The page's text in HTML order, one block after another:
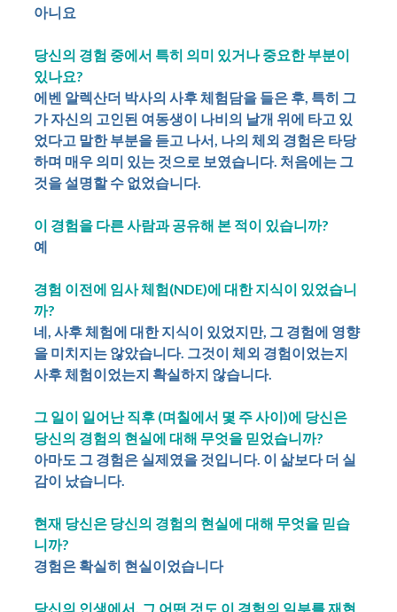
아니요
당신의 경험 중에서 특히 의미 있거나 중요한 부분이
있나요?
에벤 알렉산더 박사의 사후 체험담을 들은 후, 특히 그
가 자신의 고인된 여동생이 나비의 날개 위에 타고 있
었다고 말한 부분을 듣고 나서, 나의 체외 경험은 타당
하며 매우 의미 있는 것으로 보였습니다. 처음에는 그
것을 설명할 수 없었습니다.
이 경험을 다른 사람과 공유해 본 적이 있습니까?
예
경험 이전에 임사 체험(NDE)에 대한 지식이 있었습니
까?
네, 사후 체험에 대한 지식이 있었지만, 그 경험에 영향
을 미치지는 않았습니다. 그것이 체외 경험이었는지
사후 체험이었는지 확실하지 않습니다.
그 일이 일어난 직후 (며칠에서 몇 주 사이)에 당신은
당신의 경험의 현실에 대해 무엇을 믿었습니까?
아마도 그 경험은 실제였을 것입니다. 이 삶보다 더 실
감이 났습니다.
현재 당신은 당신의 경험의 현실에 대해 무엇을 믿습
니까?
경험은 확실히 현실이었습니다
당신의 인생에서, 그 어떤 것도 이 경험의 일부를 재현